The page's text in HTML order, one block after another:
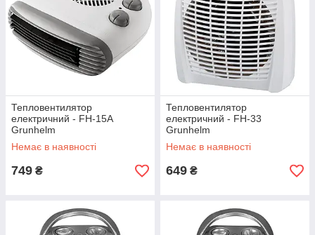
Тепловентилятор
електричний - FH-15A
Grunhelm
Немає в наявності
749 ₴
Тепловентилятор
електричний - FH-33
Grunhelm
Немає в наявності
649 ₴